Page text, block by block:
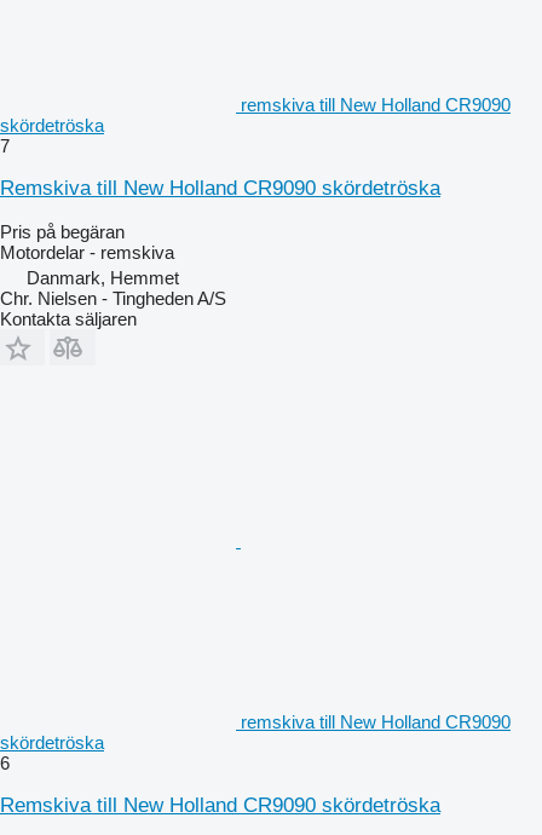
remskiva till New Holland CR9090
skördetröska
7
Remskiva till New Holland CR9090 skördetröska
Pris på begäran
Motordelar - remskiva
Danmark, Hemmet
Chr. Nielsen - Tingheden A/S
Kontakta säljaren
remskiva till New Holland CR9090
skördetröska
6
Remskiva till New Holland CR9090 skördetröska